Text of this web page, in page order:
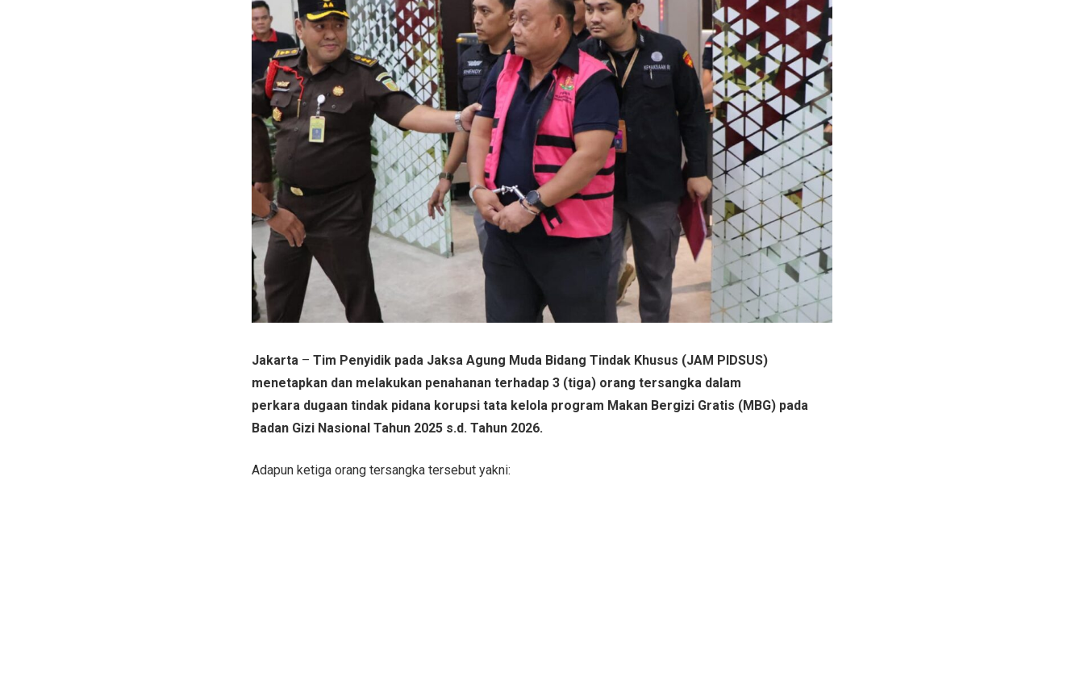
Jakarta – Tim Penyidik pada Jaksa Agung Muda Bidang Tindak Khusus (JAM PIDSUS)
menetapkan dan melakukan penahanan terhadap 3 (tiga) orang tersangka dalam
perkara dugaan tindak pidana korupsi tata kelola program Makan Bergizi Gratis (MBG) pada
Badan Gizi Nasional Tahun 2025 s.d. Tahun 2026.
Adapun ketiga orang tersangka tersebut yakni: